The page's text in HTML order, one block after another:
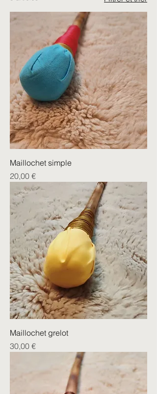
Maillochet simple
Prix
20,00 €
Maillochet grelot
Prix
30,00 €